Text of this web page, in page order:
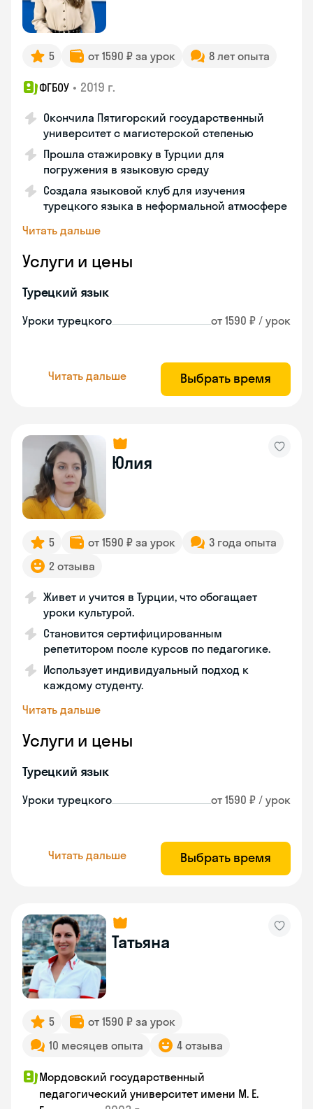
5 от 1590 ₽ за урок 8 лет опыта
ФГБОУ • 2019 г.
Окончила Пятигорский государственный
университет с магистерской степенью
Прошла стажировку в Турции для
погружения в языковую среду
Создала языковой клуб для изучения
турецкого языка в неформальной атмосфере
Читать дальше
Услуги и цены
Турецкий язык
Уроки турецкого от 1590 ₽ / урок
Читать дальше Выбрать время
Юлия
5 от 1590 ₽ за урок
3 года опыта
2 отзыва
Живет и учится в Турции, что обогащает
уроки культурой.
Становится сертифицированным
репетитором после курсов по педагогике.
Использует индивидуальный подход к
каждому студенту.
Читать дальше
Услуги и цены
Турецкий язык
Уроки турецкого от 1590 ₽ / урок
Читать дальше Выбрать время
Татьяна
5
от 1590 ₽ за урок
10 месяцев опыта
4 отзыва
Мордовский государственный
педагогический университет имени М. Е.